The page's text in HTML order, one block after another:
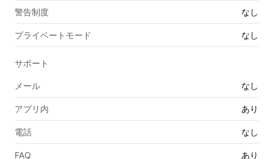
警告制度 なし
プライベートモード なし
サポート
メール なし
アプリ内 あり
電話 なし
FAQ あり